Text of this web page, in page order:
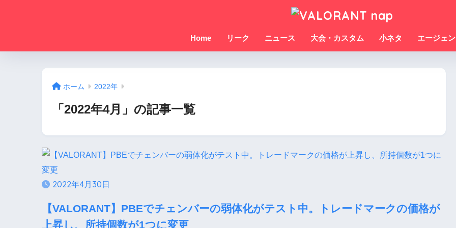
Home リーク ニュース 大会・カスタム 小ネタ エージェ
ホーム 2022年
「2022年4月」の記事一覧
2022年4月30日
【VALORANT】PBEでチェンバーの弱体化がテスト中。トレードマークの価格が
上昇し、所持個数が1つに変更